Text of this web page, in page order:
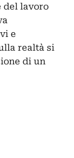
del lavoro
e
realtà si
di un